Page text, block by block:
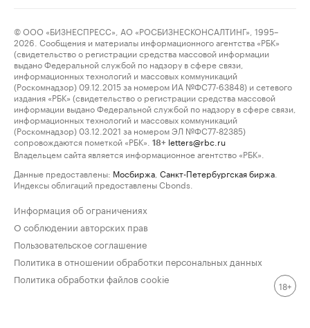
© ООО «БИЗНЕСПРЕСС», АО «РОСБИЗНЕСКОНСАЛТИНГ», 1995–
2026. Сообщения и материалы информационного агентства «РБК»
(свидетельство о регистрации средства массовой информации
выдано Федеральной службой по надзору в сфере связи,
информационных технологий и массовых коммуникаций
(Роскомнадзор) 09.12.2015 за номером ИА №ФС77-63848) и сетевого
издания «РБК» (свидетельство о регистрации средства массовой
информации выдано Федеральной службой по надзору в сфере связи,
информационных технологий и массовых коммуникаций
(Роскомнадзор) 03.12.2021 за номером ЭЛ №ФС77-82385)
сопровождаются пометкой «РБК».
18+ letters@rbc.ru
Владельцем сайта является информационное агентство «РБК».
Данные предоставлены: Мосбиржа Санкт-Петербургская биржа
Индексы облигаций предоставлены Cbonds.
Информация об ограничениях
О соблюдении авторских прав
Пользовательское соглашение
Политика в отношении обработки персональных данных
Политика обработки файлов cookie
18+